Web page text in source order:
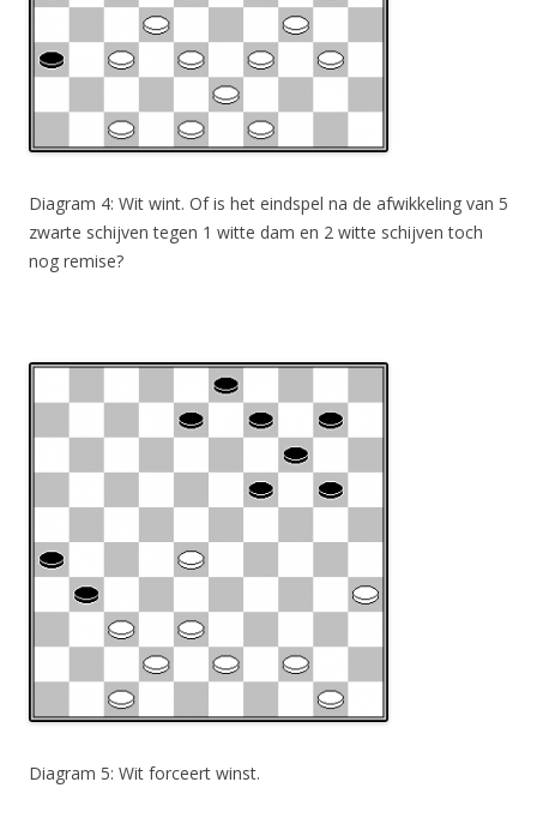
Diagram 4: Wit wint. Of is het eindspel na de afwikkeling van 5
zwarte schijven tegen 1 witte dam en 2 witte schijven toch
nog remise?
Diagram 5: Wit forceert winst.